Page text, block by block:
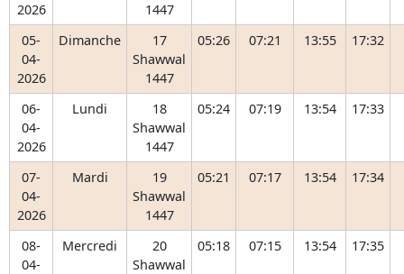
2026
1447
05-
04-
2026
Dimanche
17
Shawwal
1447
05:26 07:21 13:55 17:32
06-
04-
2026
Lundi
18
Shawwal
1447
05:24 07:19 13:54 17:33
07-
04-
2026
Mardi
19
Shawwal
1447
05:21 07:17 13:54 17:34
08-
04-
Mercredi
20
Shawwal
05:18 07:15 13:54 17:35